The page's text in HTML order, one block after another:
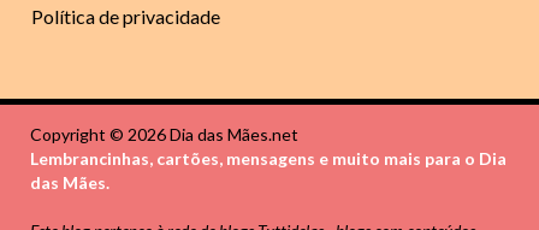
Política de privacidade
Copyright © 2026 Dia das Mães.net
Lembrancinhas, cartões, mensagens e muito mais para o Dia
das Mães.